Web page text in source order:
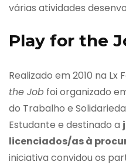
várias atividades
Play for the
Realizado em 2010 na
the Job foi organizado
do Trabalho e
Estudante e destinado a
licenciados/as à
iniciativa convidou os